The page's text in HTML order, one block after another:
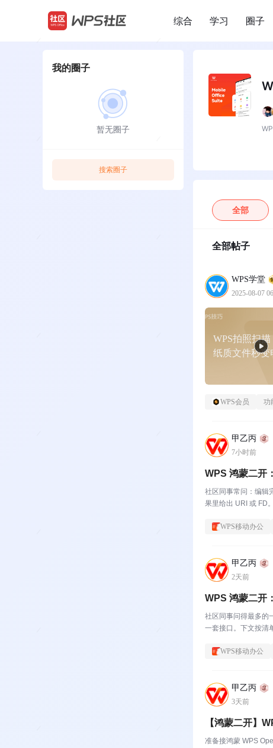
/
综合 学习 圈子
我的圈子
暂无圈子
搜索圈子
全部
全部帖子
WPS学堂
2025-08-07
WPS拍照扫描
纸质文件秒变
WPS会员 功
甲乙丙
7小时前
WPS 鸿蒙二开
社区同事常问：编辑
果里给出 URI 或 FD
WPS移动办公
甲乙丙
2天前
WPS 鸿蒙二开
社区同事问得最多的
一套接口。下文按清
WPS移动办公
甲乙丙
3天前
【鸿蒙二开】
准备接鸿蒙 WPS